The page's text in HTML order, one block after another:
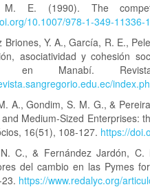
M. E. (1990). The
10.1007/978-1-349-11336-1
Briones, Y. A., García, R. E.,
asociatividad y cohesión
en Manabí.
A., Gondim, S. M. G., &
Medium-Sized Enterprises:
16(51), 108-127. https://
C., & Fernández Jardón,
del cambio en las Pymes
https://www.redalyc.org/